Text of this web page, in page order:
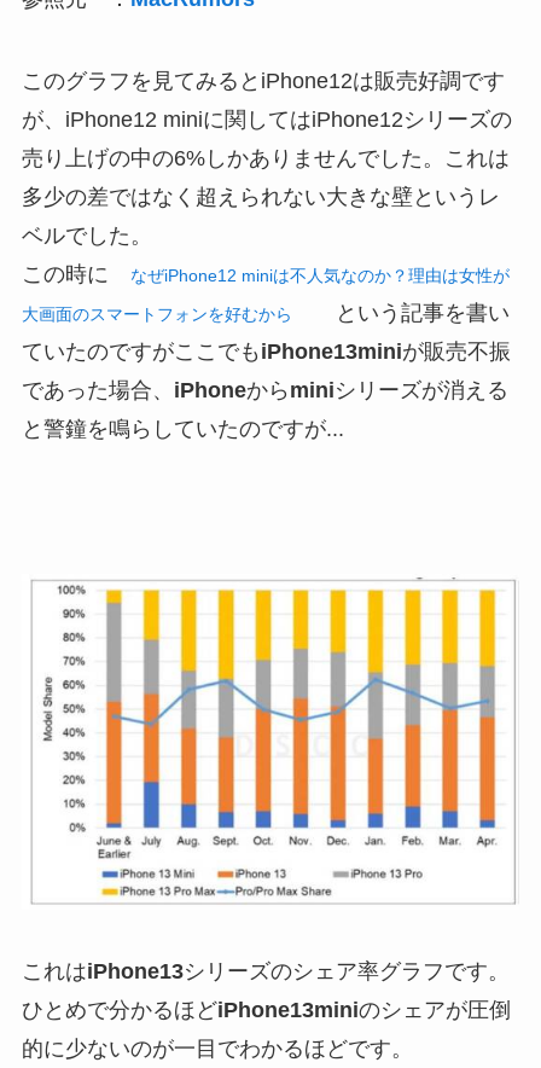
このグラフを見てみるとiPhone12は販売好調です
が、iPhone12 miniに関してはiPhone12シリーズの
売り上げの中の6%しかありませんでした。これは
多少の差ではなく超えられない大きな壁というレ
ベルでした。
この時に
なぜiPhone12 miniは不人気なのか？理由は女性が
大画面のスマートフォンを好むから
という記事を書い
ていたのですがここでも iPhone13miniが販売不振
であった場合、 iPhoneから miniシリーズが消える
と警鐘を鳴らしていたのですが...
これはiPhone13シリーズのシェア率グラフです。
ひとめで分かるほどiPhone13miniのシェアが圧倒
的に少ないのが一目でわかるほどです。